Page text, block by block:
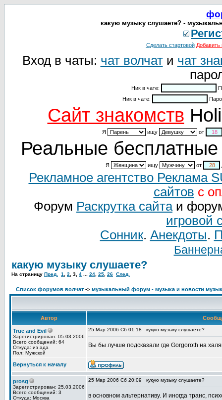
какую музыку слушаете? -
Сделать стартовой Добавить
Вход в чаты: чат волчати чат
Ник в чате:
Ник в чате:
Cайт знакомств
Я ищу от
Реальные бесплатные
Я ищу от
Рекламное агентство Реклама
сайтов с
Форум Раскрутка сайтаи
игровой
Сонник. Анекдоты.
какую музыку слушаете?
На страницу Пред. 1 2 3 4 24 25 26 След.
Список форумов волчат -> музыкальный форум - музыка и новости
Автор
True and Evil
Зарегистрирован: 05.03.2006
Всего сообщений: 64
Откуда: из ада
Пол: Мужской
25 Мар 2006 Сб 01:18 кукую музыку слушаете?
Вы бы лучше подсказали где Gorgoroth на
Вернуться к началу
prosg
Зарегистрирован: 25.03.2006
Всего сообщений: 3
Откуда: Москва
25 Мар 2006 Сб 20:09 кукую музыку слушаете?
в основном альтернативу. И иногда транс,